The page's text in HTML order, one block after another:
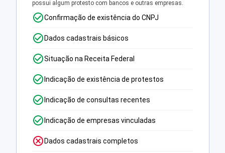
possui algum protesto com bancos e outras empresas.
Confirmação de existência do CNPJ
Dados cadastrais básicos
Situação na Receita Federal
Indicação de existência de protestos
Indicação de consultas recentes
Indicação de empresas vinculadas
Dados cadastrais completos